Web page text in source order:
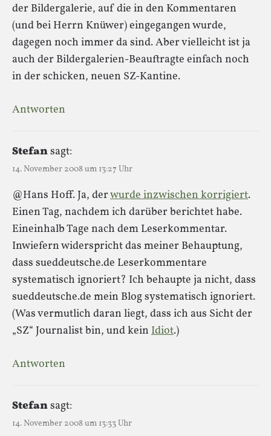
der Bildergalerie, auf die in den Kommentaren
(und bei Herrn Knüwer) eingegangen wurde,
dagegen noch immer da sind. Aber vielleicht ist ja
auch der Bildergalerien-Beauftragte einfach noch
in der schicken, neuen SZ-Kantine.
Antworten
Stefansagt:
14. November 2008 um 13:27 Uhr
@Hans Hoff. Ja, derwurde inzwischen korrigiert.
Einen Tag, nachdem ich darüber berichtet habe.
Eineinhalb Tage nach dem Leserkommentar.
Inwiefern widerspricht das meiner Behauptung,
dass sueddeutsche.de Leserkommentare
systematisch ignoriert? Ich behaupte ja nicht, dass
sueddeutsche.de mein Blog systematisch ignoriert.
(Was vermutlich daran liegt, dass ich aus Sicht der
„SZ“ Journalist bin, und kein Idiot.)
Antworten
Stefansagt:
14. November 2008 um 13:33 Uhr